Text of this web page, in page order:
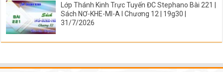
Lớp Thánh Kinh Trực Tuyến ĐC Stephano Bài 221 |
Sách NƠ-KHE-MI-A I Chương 12 | 19g30 |
31/7/2026